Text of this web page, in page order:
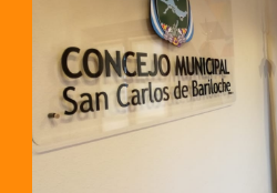
Antiguos Pobladores - Registro
Reconocimientos - Registro
Bariloche, Municipio intercultural